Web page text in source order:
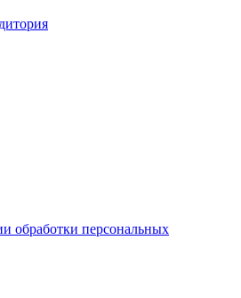
обработки персональных